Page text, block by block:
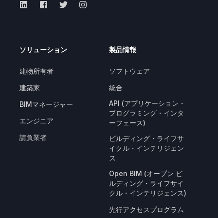
ソリューション
建物所有者
建築家
BIMマネージャー
エンジニア
請負業者
製品情報
ソフトウェア
統合
API (アプリケーション・
プログラミング・インタ
ーフェース)
ビルディング・ライフサ
イクル・インテリジェン
ス
Open BIM (オープン ビ
ルディング・ライフサイ
クル・インテリジェンス)
先行アクセスプログラム